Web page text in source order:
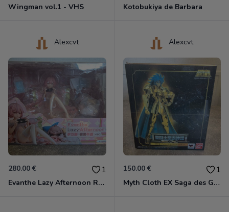
Wingman vol.1 - VHS Kotobukiya de Barbara
Alexcvt
280.00 € 1
Evanthe Lazy Afternoon Red Pride of Eden
Alexcvt
150.00 € 1
Myth Cloth EX Saga des Gémeaux